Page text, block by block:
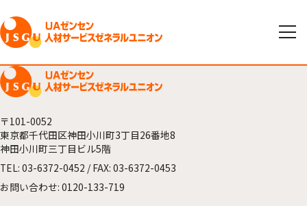
〒101-0052
東京都千代田区神田小川町3丁目26番地8
神田小川町三丁目ビル5階
TEL: 03-6372-0452 / FAX: 03-6372-0453
お問い合わせ: 0120-133-719